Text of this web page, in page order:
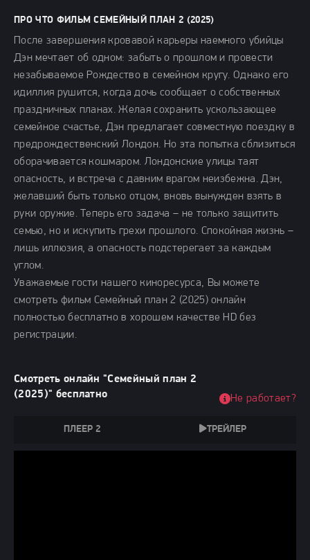
ПРО ЧТО ФИЛЬМ СЕМЕЙНЫЙ ПЛАН 2 (2025)
После завершения кровавой карьеры наемного убийцы
Дэн мечтает об одном: забыть о прошлом и провести
незабываемое Рождество в семейном кругу. Однако его
идиллия рушится, когда дочь сообщает о собственных
праздничных планах. Желая сохранить ускользающее
семейное счастье, Дэн предлагает совместную поездку в
предрождественский Лондон. Но эта попытка сблизиться
оборачивается кошмаром. Лондонские улицы таят
опасность, и встреча с давним врагом неизбежна. Дэн,
желавший быть только отцом, вновь вынужден взять в
руки оружие. Теперь его задача – не только защитить
семью, но и искупить грехи прошлого. Спокойная жизнь –
лишь иллюзия, а опасность подстерегает за каждым
углом.
Уважаемые гости нашего киноресурса, Вы можете
смотреть фильм Семейный план 2 (2025) онлайн
полностью бесплатно в хорошем качестве HD без
регистрации.
Смотреть онлайн "Семейный план 2
(2025)" бесплатно
ПЛЕЕР 2 ТРЕЙЛЕР
Не работает?